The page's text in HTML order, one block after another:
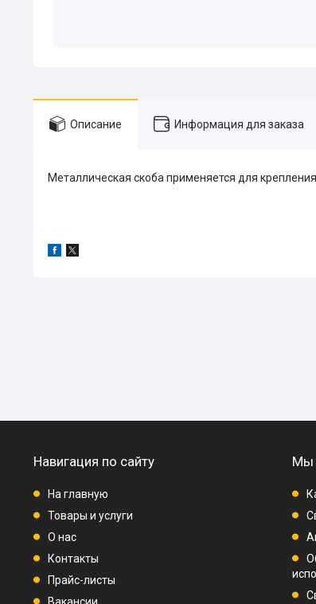
Описание Информация для заказа
Металлическая скоба применяется для
Навигация по сайту
На главную
Товары и услуги
О нас
Контакты
Прайс-листы
Мы